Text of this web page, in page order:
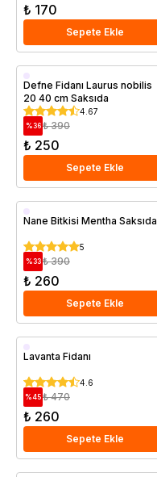
₺ 170
Sepete Ekle
Saksıda
Defne Fidanı Laurus nobilis
20 40 cm Saksıda
4.67
%36 ₺ 390
₺ 250
Sepete Ekle
Saksıda
Nane Bitkisi Mentha Saksıda
5
%33 ₺ 390
₺ 260
Sepete Ekle
Saksıda
Lavanta Fidanı
4.6
%45 ₺ 470
₺ 260
Sepete Ekle